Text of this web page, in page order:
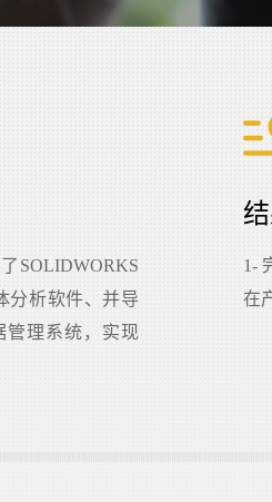
SOLIDWORKS
分析软件、并导
管理系统，实现
1-
在